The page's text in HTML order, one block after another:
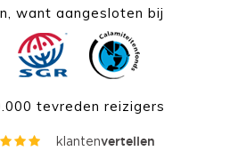
want aangesloten bij
tevreden reizigers